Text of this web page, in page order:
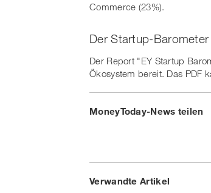
Commerce (23%).
Der Startup-
Der Report "EY Startup
Ökosystem bereit. Das PDF
MoneyToday-News teilen
Verwandte Artikel